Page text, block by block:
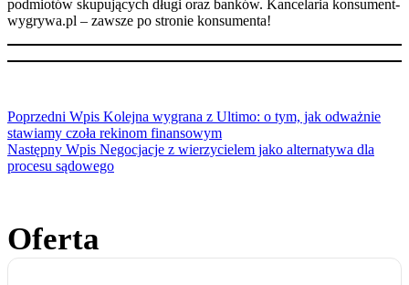
podmiotów skupujących długi oraz banków. Kancelaria konsument-
wygrywa.pl – zawsze po stronie konsumenta!
Poprzedni Wpis Kolejna wygrana z Ultimo: o tym, jak odważnie
stawiamy czoła rekinom finansowym
Następny Wpis Negocjacje z wierzycielem jako alternatywa dla
procesu sądowego
Oferta